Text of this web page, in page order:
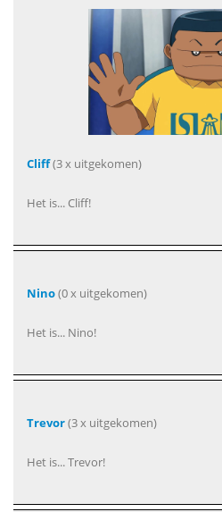
Cliff(3 x uitgekomen)
Het is... Cliff!
Nino(0 x uitgekomen)
Het is... Nino!
Trevor(3 x uitgekomen)
Het is... Trevor!